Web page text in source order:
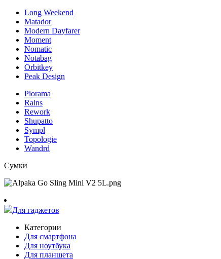
Long Weekend
Matador
Modern Dayfarer
Moment
Nomatic
Notabag
Orbitkey
Peak Design
Piorama
Rains
Rework
Shupatto
Sympl
Topologie
Wandrd
Сумки
Для гаджетов
Категории
Для смартфона
Для ноутбука
Для планшета